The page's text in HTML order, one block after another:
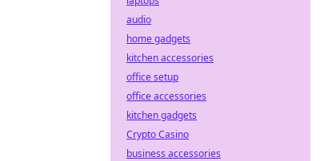
audio
home gadgets
kitchen accessories
office setup
office accessories
kitchen gadgets
Crypto Casino
business accessories